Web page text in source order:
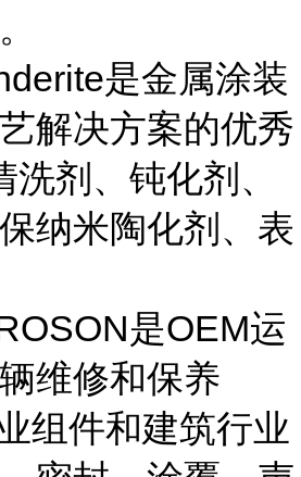
是金属涂装
解决方案的优秀
剂、钝化剂、
纳米陶化剂、表
是OEM运
维修和保养
组件和建筑行业